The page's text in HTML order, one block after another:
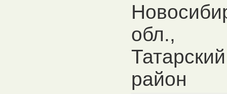
обл.,
Татарский
район